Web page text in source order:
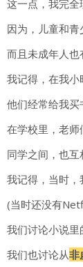
这一点，我完全
因为，儿童和青
而且未成年人也
我记得，在我小
他们经常给我买
在学校里，老师
同学之间，也互
我记得，当时，
(当时还没有
我们讨论小说里
我们也讨论从非